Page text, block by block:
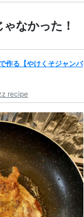
なかった！
作る【やけくそジャンバ
recipe